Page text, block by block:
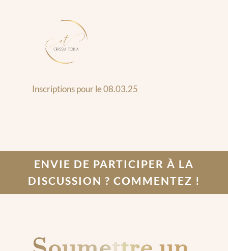
Inscriptions pour le 08.03.25
ENVIE DE PARTICIPER À LA
DISCUSSION ? COMMENTEZ !